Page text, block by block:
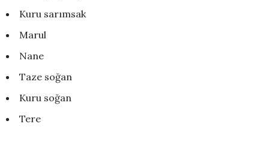
Kuru sarımsak
Marul
Nane
Taze soğan
Kuru soğan
Tere